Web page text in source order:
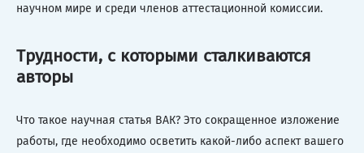
научном мире и среди членов аттестационной комиссии.
Трудности, с которыми сталкиваются
авторы
Что такое научная статья ВАК? Это сокращенное изложение
работы, где необходимо осветить какой-либо аспект вашего